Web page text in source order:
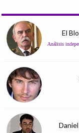
El
Análisis